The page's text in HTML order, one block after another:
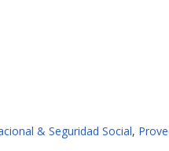
& Seguridad Social,